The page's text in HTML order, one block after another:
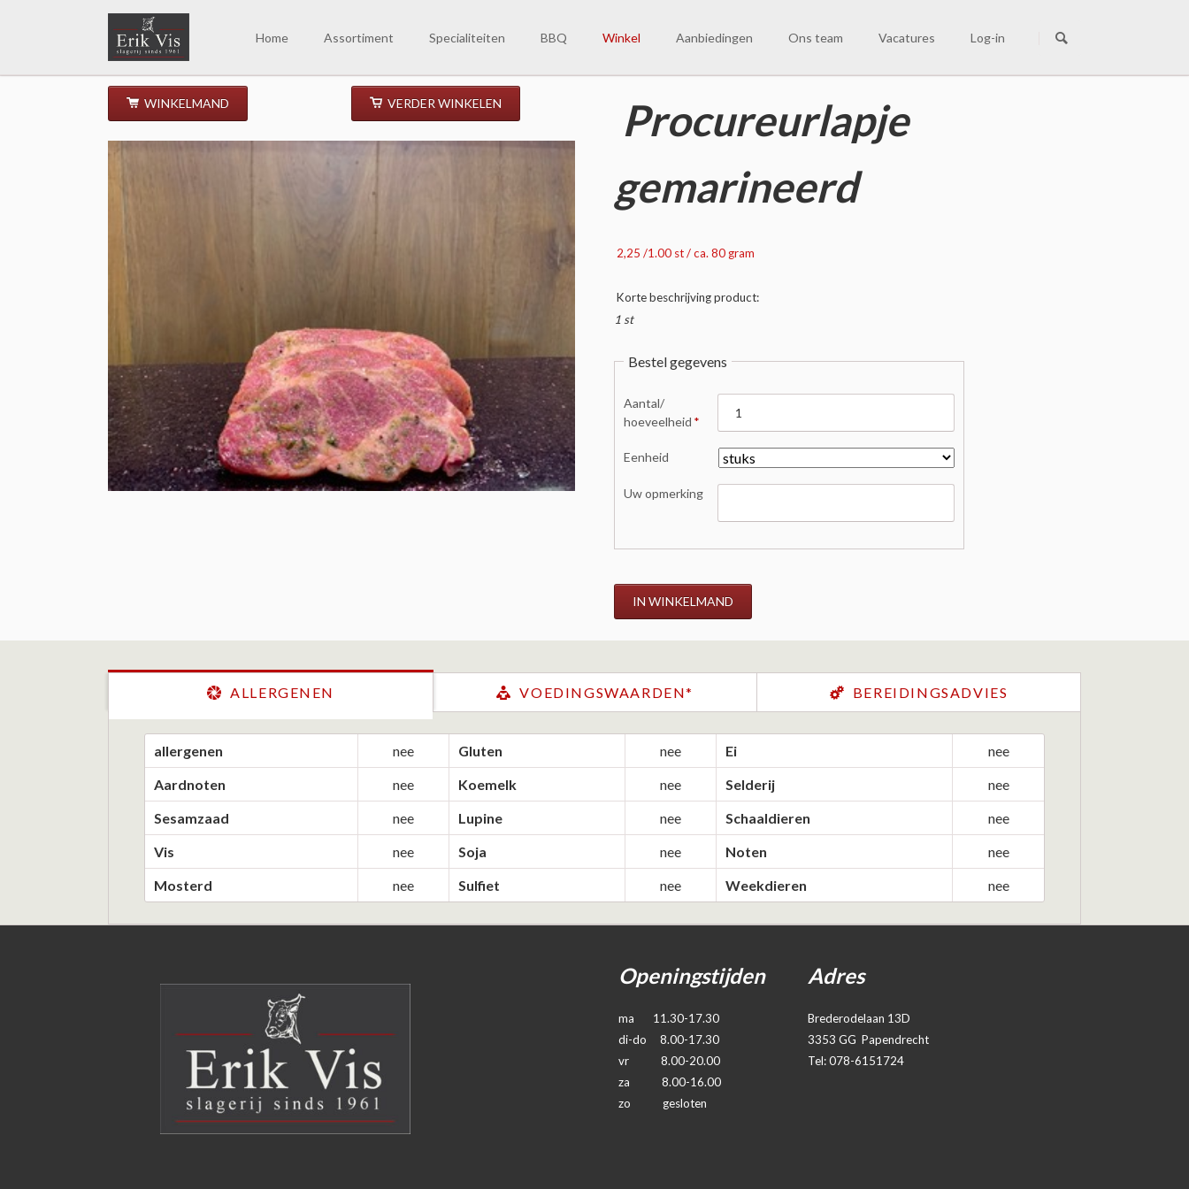
overslaan
Home Assortiment Specialiteiten BBQ Winkel Aanbiedingen Ons team
Wie zijn wij
Vacatures Log-in
WINKELMAND VERDER WINKELEN
Procureurlapje
gemarineerd
2,25 /1.00 st / ca. 80 gram
Korte beschrijving product:
1 st
Bestel gegevens
Verplicht
veld
Aantal/
hoeveelheid *
Eenheid
Uw opmerking
IN WINKELMAND
ALLERGENEN VOEDINGSWAARDEN* BEREIDINGSADVIES
allergenen nee Gluten nee Ei
nee
Aardnoten
nee Koemelk nee Selderij
nee
Sesamzaad
nee Lupine nee Schaaldieren
nee
Vis
nee Soja nee Noten
nee
Mosterd
nee Sulfiet nee Weekdieren nee
Openingstijden
ma 11.30-17.30
di-do 8.00-17.30
vr 8.00-20.00
za 8.00-16.00
zo gesloten
Adres
Brederodelaan 13D
3353 GG Papendrecht
Tel: 078-6151724